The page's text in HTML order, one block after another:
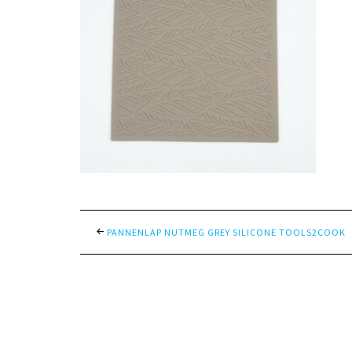
PANNENLAP NUTMEG GREY SILICONE TOOLS2COOK